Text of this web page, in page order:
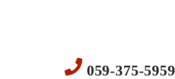
059-375-5959